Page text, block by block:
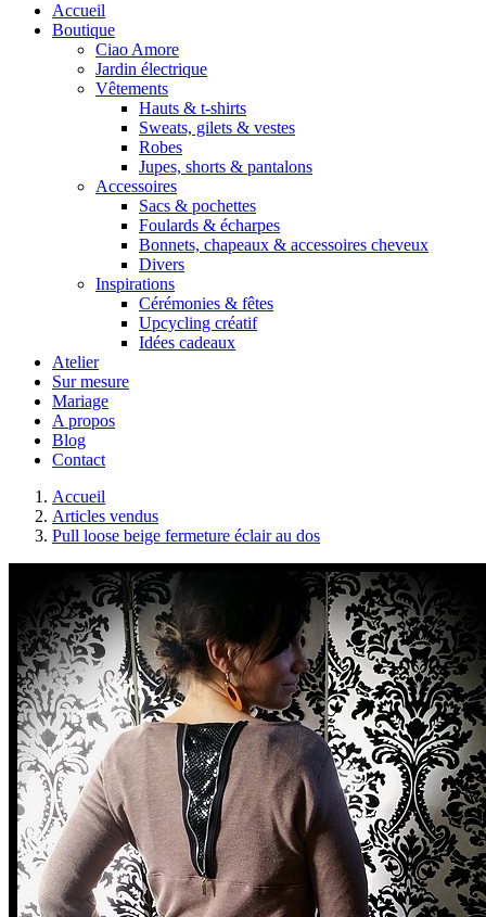
Accueil
Boutique
Ciao Amore
Jardin électrique
Vêtements
Hauts & t-shirts
Sweats, gilets & vestes
Robes
Jupes, shorts & pantalons
Accessoires
Sacs & pochettes
Foulards & écharpes
Bonnets, chapeaux & accessoires cheveux
Divers
Inspirations
Cérémonies & fêtes
Upcycling créatif
Idées cadeaux
Atelier
Sur mesure
Mariage
A propos
Blog
Contact
Accueil
Articles vendus
Pull loose beige fermeture éclair au dos